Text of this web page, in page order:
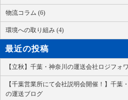
物流コラム (6)
環境への取り組み (4)
最近の投稿
【立秋】千葉・神奈川の運送会社ロジフォ
【千葉営業所にて会社説明会開催！】千葉
の運送ブログ